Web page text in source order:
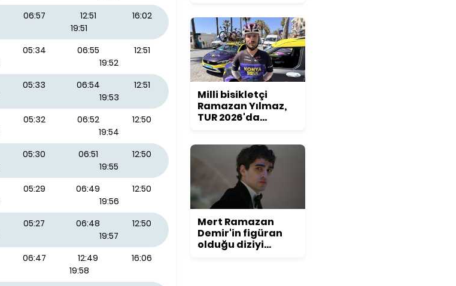
06:57 12:51
16:02
19:51
05:34 06:55
12:51
19:52
05:33 06:54
12:51
19:53
05:32 06:52
12:50
19:54
05:30 06:51
12:50
19:55
05:29 06:49
12:50
19:56
05:27 06:48
12:50
19:57
06:47 12:49
16:06
19:58
Milli bisikletçi
Ramazan Yılmaz,
TUR 2026'da
Mert Ramazan
Demir'in figüran
olduğu diziyi